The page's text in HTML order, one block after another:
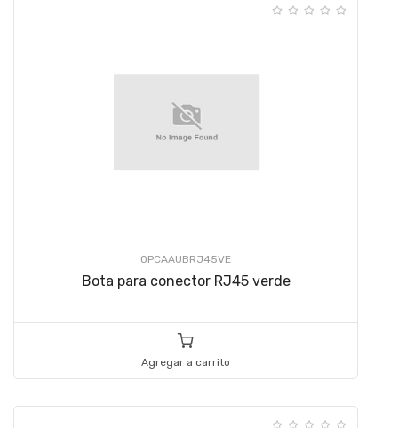
OPCAAUBRJ45VE
Bota para conector RJ45 verde
Agregar a carrito